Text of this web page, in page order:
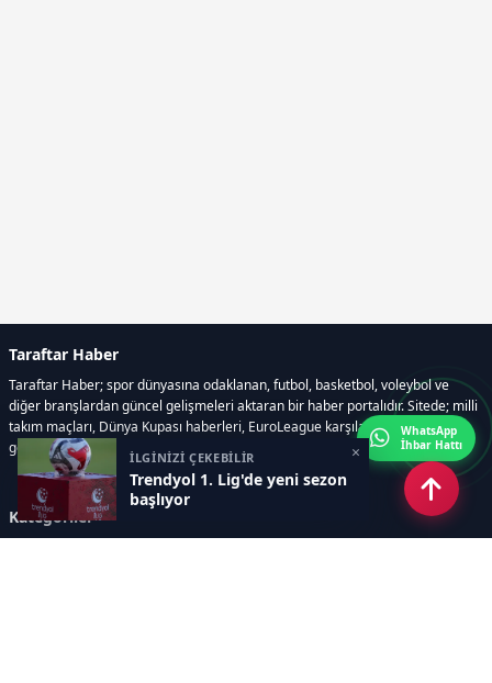
İLGİNİZİ ÇEKEBİLİR
Trendyol 1. Lig'de yeni sezon
başlıyor
×
Taraftar Haber
Taraftar Haber; spor dünyasına odaklanan, futbol, basketbol, voleybol ve
diğer branşlardan güncel gelişmeleri aktaran bir haber portalıdır. Sitede; milli
takım maçları, Dünya Kupası haberleri, EuroLeague karşılaşmaları, transfer
gelişmeleri, sporcuların biyografileri, anketler yer almaktadır.
Kategoriler
WhatsApp
İhbar Hattı